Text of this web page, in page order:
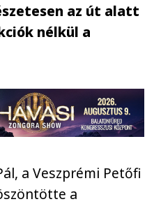
az út alatt
nélkül a
a Veszprémi Petőfi
a